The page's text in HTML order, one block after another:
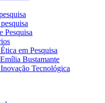
Pesquisa
em Pesquisa
Bustamante
Tecnológica